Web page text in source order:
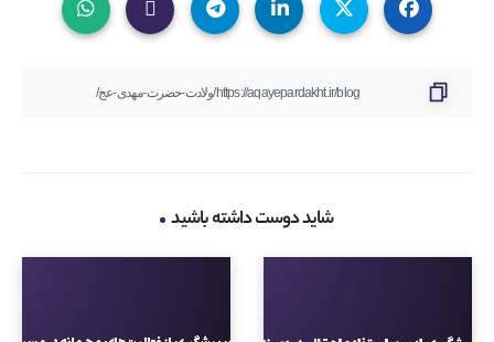
شاید دوست داشته باشید